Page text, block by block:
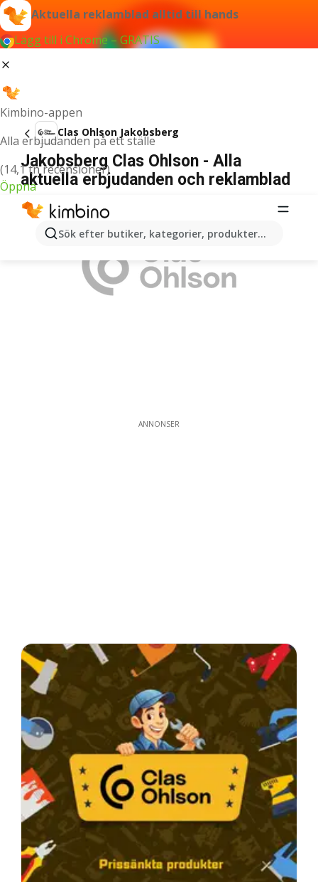
Aktuella reklamblad alltid till hands
Lägg till i Chrome – GRATIS
Kimbino-appen
Alla erbjudanden på ett ställe
(14,1 tn recensioner)
Öppna
Sök efter butiker, kategorier, produkter...
Clas Ohlson Jakobsberg
Jakobsberg Clas Ohlson - Alla
aktuella erbjudanden och reklamblad
ANNONSER